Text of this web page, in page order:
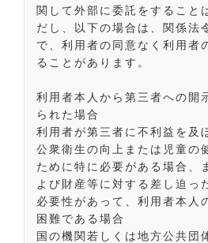
関して外部に委託をすること
だし、以下の場合は、関係法
で、利用者の同意なく利用者
ることがあります。
利用者本人から第三者への開
られた場合
利用者が第三者に不利益を及
公衆衛生の向上または児童の
ために特に必要がある場合、
よび財産等に対する差し迫っ
必要性があって、利用者本人
困難である場合
国の機関若しくは地方公共団